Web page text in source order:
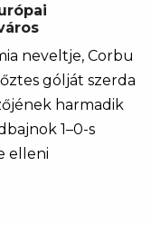
neveltje, Corbu
gólját szerda
harmadik
1–0-s
elleni